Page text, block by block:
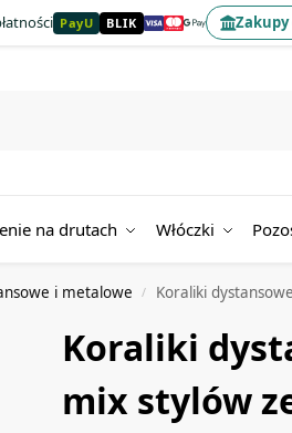
PayU BLIK
na drutach Włóczki
i metalowe / Koraliki
Koraliki
mix stylów